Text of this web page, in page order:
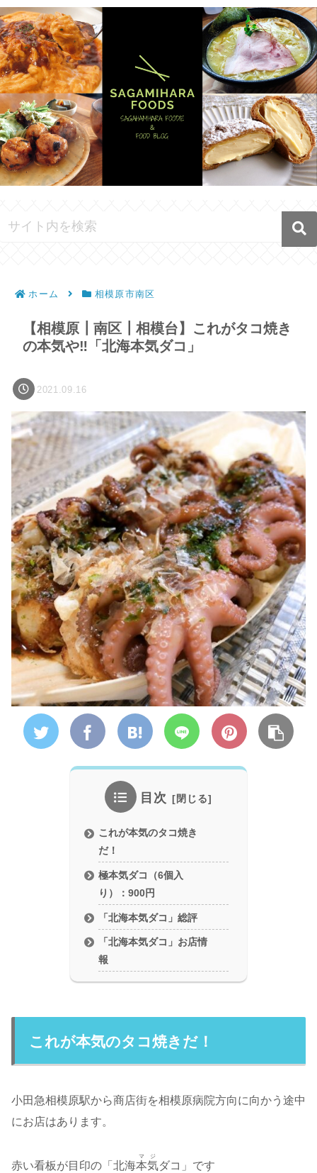
ホーム 相模原市南区
【相模原┃南区┃相模台】これがタコ焼き
の本気や‼「北海本気ダコ」
2021.09.16
目次
これが本気のタコ焼き
だ！
極本気ダコ（6個入
り）：900円
「北海本気ダコ」総評
「北海本気ダコ」お店情
報
これが本気のタコ焼きだ！
小田急相模原駅から商店街を相模原病院方向に向かう途中
にお店はあります。
赤い看板が目印の「北海本気
マジ
ダコ」です